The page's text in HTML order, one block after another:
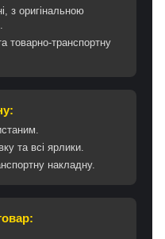
з оригінальною
товарно-транспортну
та всі ярлики.
накладну.